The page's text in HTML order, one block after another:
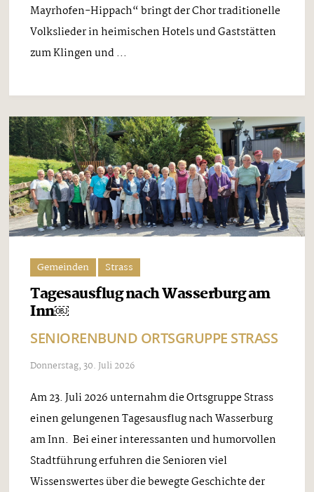
Mayrhofen-Hippach“ bringt der Chor traditionelle
Volkslieder in heimischen Hotels und Gaststätten
zum Klingen und ...
Gemeinden Strass
Tagesausflug nach Wasserburg am
Inn￼
SENIORENBUND ORTSGRUPPE STRASS
Donnerstag, 30. Juli 2026
Am 23. Juli 2026 unternahm die Ortsgruppe Strass
einen gelungenen Tagesausflug nach Wasserburg
am Inn. Bei einer interessanten und humorvollen
Stadtführung erfuhren die Senioren viel
Wissenswertes über die bewegte Geschichte der